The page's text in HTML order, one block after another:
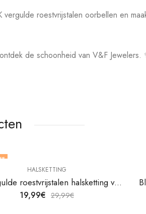
roestvrijstalen oorbellen en
de schoonheid van V&F Jewelers.
HALSKETTING
18K vergulde roestvrijstalen halsketting van V&F Juweliers
19,99€ 29,99€